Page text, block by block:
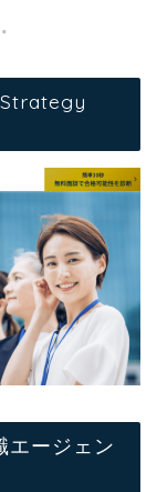
エージェン